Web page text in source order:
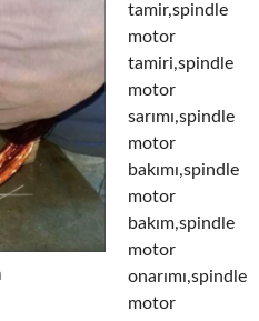
tamir,spindle
motor
tamiri,spindle
motor
sarımı,spindle
motor
bakımı,spindle
motor
bakım,spindle
motor
onarımı,spindle
motor